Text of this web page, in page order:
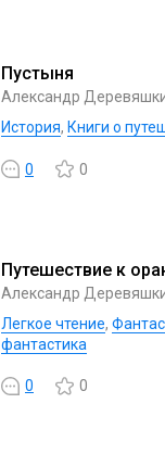
Пустыня
Александр
История, Книги о
0 0
Путешествие к
Александр
Легкое чтение,
фантастика
0 0